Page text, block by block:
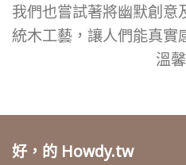
我們也嘗試著將幽默創
統木工藝，讓人們能真實
溫
好，的 Howdy.tw